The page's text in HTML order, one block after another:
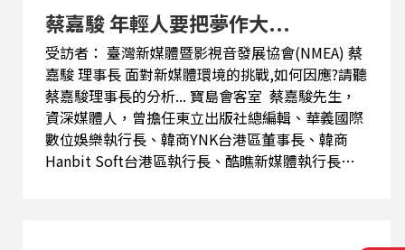
的設計研究機構跨域整合設計創價服務平台，以國
家設計政策引領產業創新，發展高價值設計知識與
應用。...
蔡嘉駿 年輕人要把夢作大...
受訪者： 臺灣新媒體暨影視音發展協會(NMEA) 蔡
嘉駿 理事長 面對新媒體環境的挑戰,如何因應?請聽
蔡嘉駿理事長的分析... 寶島會客室 蔡嘉駿先生，
資深媒體人，曾擔任東立出版社總編輯、華義國際
數位娛樂執行長、韓商YNK台港區董事長、韓商
Hanbit Soft台港區執行長、酷瞧新媒體執行長等